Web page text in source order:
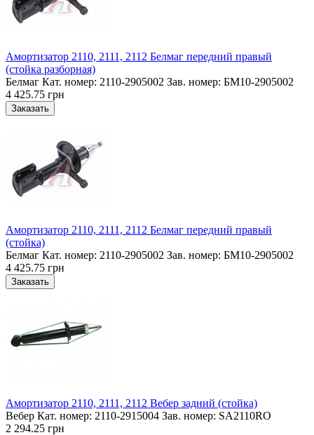
Амортизатор 2110, 2111, 2112 Белмаг передний правый
(стойка разборная)
Белмаг Кат. номер: 2110-2905002 Зав. номер: БМ10-2905002
4 425.75 грн
Амортизатор 2110, 2111, 2112 Белмаг передний правый
(стойка)
Белмаг Кат. номер: 2110-2905002 Зав. номер: БМ10-2905002
4 425.75 грн
Амортизатор 2110, 2111, 2112 Вебер задний (стойка)
Вебер Кат. номер: 2110-2915004 Зав. номер: SA2110RO
2 294.25 грн